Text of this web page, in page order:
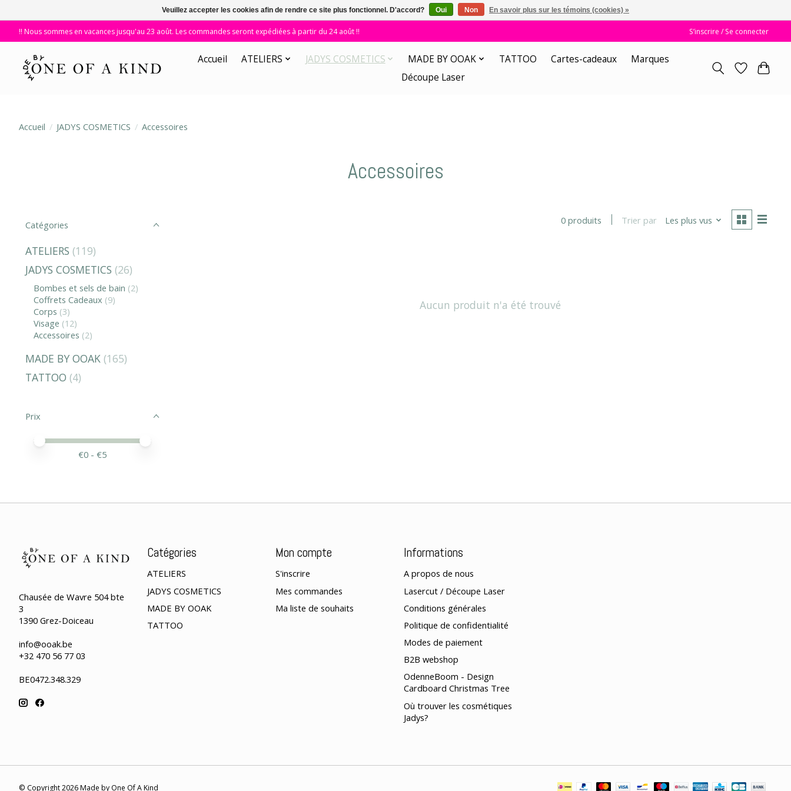
!! Nous sommes en vacances jusqu'au 23 août. Les commandes seront expédiées à partir du 24 août !! S’inscrire / Se connecter
Accueil ATELIERS JADYS COSMETICS MADE BY OOAK TATTOO Cartes-cadeaux
Marques
Découpe Laser
Accueil / JADYS COSMETICS / Accessoires
Accessoires
Catégories
ATELIERS (119)
JADYS COSMETICS (26)
Bombes et sels de bain (2)
Coffrets Cadeaux (9)
Corps (3)
Visage (12)
Accessoires (2)
MADE BY OOAK (165)
TATTOO (4)
Prix
Prix minimum
Price maximum value
€0 - €5
0 produits Trier par Les plus vus
Aucun produit n'a été trouvé
Chausée de Wavre 504 bte
3
1390 Grez-Doiceau
info@ooak.be
+32 470 56 77 03
BE0472.348.329
Catégories
ATELIERS
JADYS COSMETICS
MADE BY OOAK
TATTOO
Mon compte
S'inscrire
Mes commandes
Ma liste de souhaits
Informations
A propos de nous
Lasercut / Découpe Laser
Conditions générales
Politique de confidentialité
Modes de paiement
B2B webshop
OdenneBoom - Design
Cardboard Christmas Tree
Où trouver les cosmétiques
Jadys?
© Copyright 2026 Made by One Of A Kind
Veuillez accepter les cookies afin de rendre ce site plus fonctionnel. D'accord? Oui Non En savoir plus sur les témoins (cookies) »